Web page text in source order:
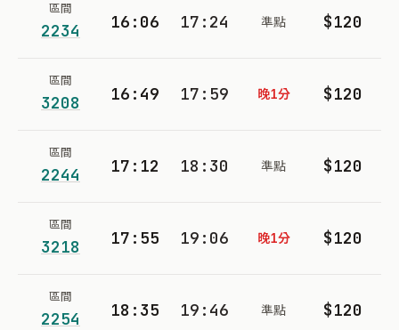
區間
2234 16:06 17:24 準點 $120
區間
3208 16:49 17:59 晚1分 $120
區間
2244 17:12 18:30 準點 $120
區間
3218 17:55 19:06 晚1分 $120
區間
2254 18:35 19:46 準點 $120